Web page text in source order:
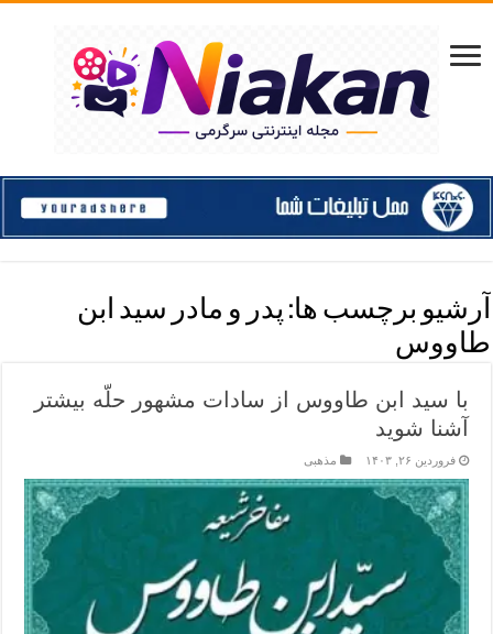
آرشیو برچسب ها:پدر و مادر سید ابن
طاووس
با سید ابن طاووس از سادات مشهور حلّه بیشتر
آشنا شوید
فروردین ۲۶, ۱۴۰۳ مذهبی